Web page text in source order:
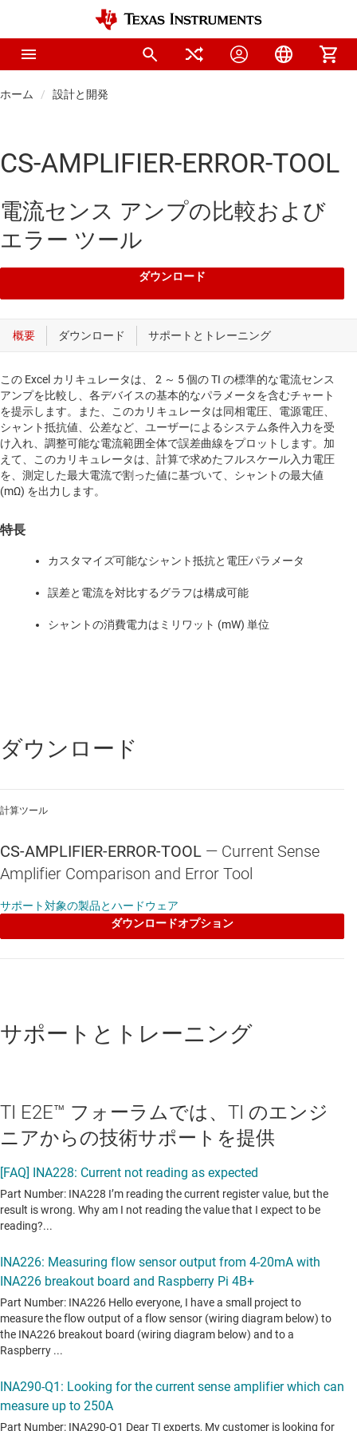
ホーム 設計と開発
CS-AMPLIFIER-ERROR-TOOL
電流センス アンプの比較および
エラー ツール
ダウンロード
この Excel カリキュレータは、 2 ～ 5 個の TI の標準的な電流センス
アンプを比較し、各デバイスの基本的なパラメータを含むチャート
を提示します。また、このカリキュレータは同相電圧、電源電圧、
シャント抵抗値、公差など、ユーザーによるシステム条件入力を受
け入れ、調整可能な電流範囲全体で誤差曲線をプロットします。加
えて、このカリキュレータは、計算で求めたフルスケール入力電圧
を、測定した最大電流で割った値に基づいて、シャントの最大値
(mΩ) を出力します。
特長
カスタマイズ可能なシャント抵抗と電圧パラメータ
誤差と電流を対比するグラフは構成可能
シャントの消費電力はミリワット (mW) 単位
ダウンロード
計算ツール
CS-AMPLIFIER-ERROR-TOOL — Current Sense
Amplifier Comparison and Error Tool
サポート対象の製品とハードウェア
ダウンロードオプション
サポートとトレーニング
TI E2E™ フォーラムでは、TI のエンジ
ニアからの技術サポートを提供